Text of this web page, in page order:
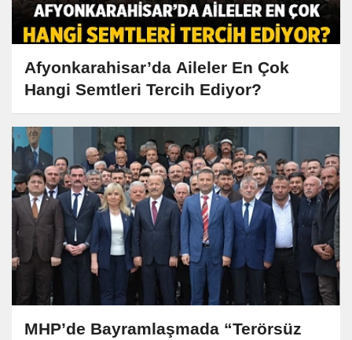
Afyonkarahisar’da Aileler En Çok
Hangi Semtleri Tercih Ediyor?
MHP’de Bayramlaşmada “Terörsüz